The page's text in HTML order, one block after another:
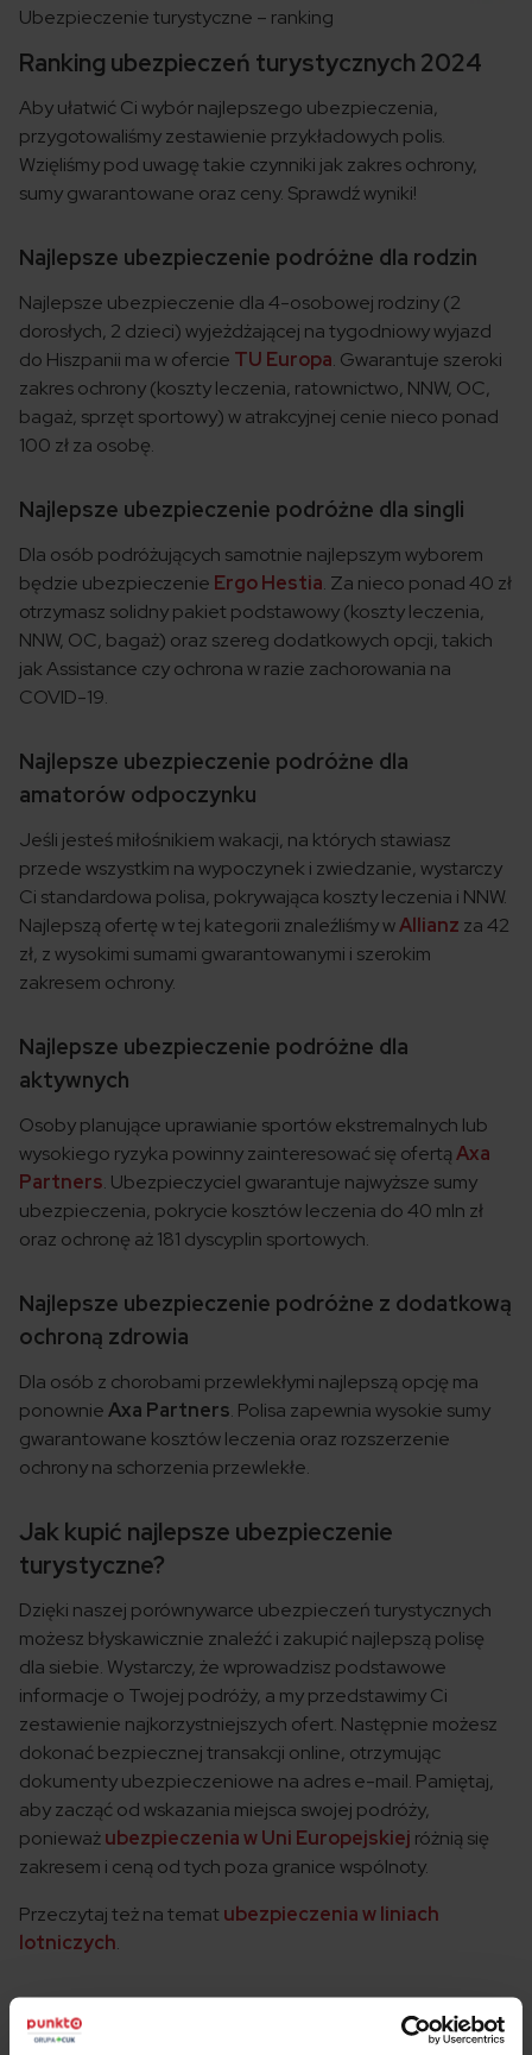
Ubezpieczenie turystyczne – ranking
Ranking ubezpieczeń turystycznych 2024
Aby ułatwić Ci wybór najlepszego ubezpieczenia,
przygotowaliśmy zestawienie przykładowych polis.
Wzięliśmy pod uwagę takie czynniki jak zakres ochrony,
sumy gwarantowane oraz ceny. Sprawdź wyniki!
Najlepsze ubezpieczenie podróżne dla rodzin
Najlepsze ubezpieczenie dla 4-osobowej rodziny (2
dorosłych, 2 dzieci) wyjeżdżającej na tygodniowy wyjazd
do Hiszpanii ma w ofercie TU Europa. Gwarantuje szeroki
zakres ochrony (koszty leczenia, ratownictwo, NNW, OC,
bagaż, sprzęt sportowy) w atrakcyjnej cenie nieco ponad
100 zł za osobę.
Najlepsze ubezpieczenie podróżne dla singli
Dla osób podróżujących samotnie najlepszym wyborem
będzie ubezpieczenie Ergo Hestia. Za nieco ponad 40 zł
otrzymasz solidny pakiet podstawowy (koszty leczenia,
NNW, OC, bagaż) oraz szereg dodatkowych opcji, takich
jak Assistance czy ochrona w razie zachorowania na
COVID-19.
Najlepsze ubezpieczenie podróżne dla
amatorów odpoczynku
Jeśli jesteś miłośnikiem wakacji, na których stawiasz
przede wszystkim na wypoczynek i zwiedzanie, wystarczy
Ci standardowa polisa, pokrywająca koszty leczenia i NNW.
Najlepszą ofertę w tej kategorii znaleźliśmy wAllianz za 42
zł, z wysokimi sumami gwarantowanymi i szerokim
zakresem ochrony.
Najlepsze ubezpieczenie podróżne dla
aktywnych
Osoby planujące uprawianie sportów ekstremalnych lub
wysokiego ryzyka powinny zainteresować się ofertąAxa
Partners. Ubezpieczyciel gwarantuje najwyższe sumy
ubezpieczenia, pokrycie kosztów leczenia do 40 mln zł
oraz ochronę aż 181 dyscyplin sportowych.
Najlepsze ubezpieczenie podróżne z dodatkową
ochroną zdrowia
Dla osób z chorobami przewlekłymi najlepszą opcję ma
ponownieAxa Partners. Polisa zapewnia wysokie sumy
gwarantowane kosztów leczenia oraz rozszerzenie
ochrony na schorzenia przewlekłe.
Jak kupić najlepsze ubezpieczenie
turystyczne?
Dzięki naszej porównywarce ubezpieczeń turystycznych
możesz błyskawicznie znaleźć i zakupić najlepszą polisę
dla siebie. Wystarczy, że wprowadzisz podstawowe
informacje o Twojej podróży, a my przedstawimy Ci
zestawienie najkorzystniejszych ofert. Następnie możesz
dokonać bezpiecznej transakcji online, otrzymując
dokumenty ubezpieczeniowe na adres e-mail. Pamiętaj,
aby zacząć od wskazania miejsca swojej podróży,
ponieważubezpieczenia w Uni Europejskiej różnią się
zakresem i ceną od tych poza granice wspólnoty.
Przeczytaj też na temat ubezpieczenia w liniach
lotniczych.